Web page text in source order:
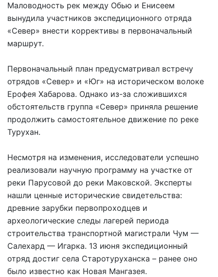
Маловодность рек между Обью и Енисеем
вынудила участников экспедиционного отряда
«Север» внести коррективы в первоначальный
маршрут.
Первоначальный план предусматривал встречу
отрядов «Север» и «Юг» на историческом волоке
Ерофея Хабарова. Однако из-за сложившихся
обстоятельств группа «Север» приняла решение
продолжить самостоятельное движение по реке
Турухан.
Несмотря на изменения, исследователи успешно
реализовали научную программу на участке от
реки Парусовой до реки Маковской. Эксперты
нашли ценные исторические свидетельства:
древние зарубки первопроходцев и
археологические следы лагерей периода
строительства транспортной магистрали Чум —
Салехард — Игарка. 13 июня экспедиционный
отряд достиг села Старотуруханска – ранее оно
было известно как Новая Мангазея.